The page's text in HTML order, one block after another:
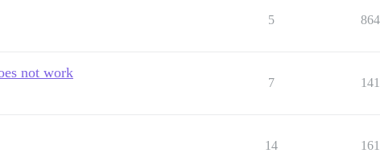
5 864
not work
7 141
14